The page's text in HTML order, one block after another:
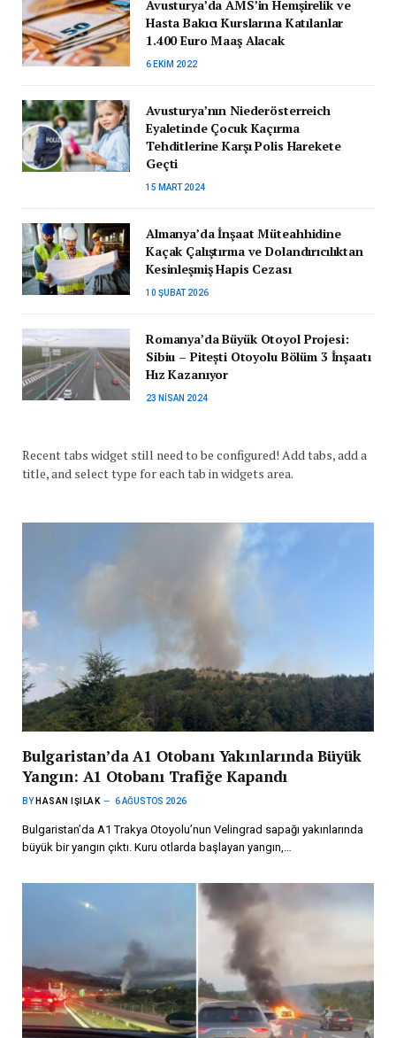
Avusturya’da AMS’in Hemşirelik ve
Hasta Bakıcı Kurslarına Katılanlar
1.400 Euro Maaş Alacak
6 EKIM 2022
Avusturya’nın Niederösterreich
Eyaletinde Çocuk Kaçırma
Tehditlerine Karşı Polis Harekete
Geçti
15 MART 2024
Almanya’da İnşaat Müteahhidine
Kaçak Çalıştırma ve Dolandırıcılıktan
Kesinleşmiş Hapis Cezası
10 ŞUBAT 2026
Romanya’da Büyük Otoyol Projesi:
Sibiu – Pitești Otoyolu Bölüm 3 İnşaatı
Hız Kazanıyor
23 NISAN 2024
Recent tabs widget still need to be configured! Add tabs, add a
title, and select type for each tab in widgets area.
Bulgaristan’da A1 Otobanı Yakınlarında Büyük
Yangın: A1 Otobanı Trafiğe Kapandı
BY HASAN IŞILAK 6 AĞUSTOS 2026
Bulgaristan’da A1 Trakya Otoyolu’nun Velingrad sapağı yakınlarında
büyük bir yangın çıktı. Kuru otlarda başlayan yangın,…